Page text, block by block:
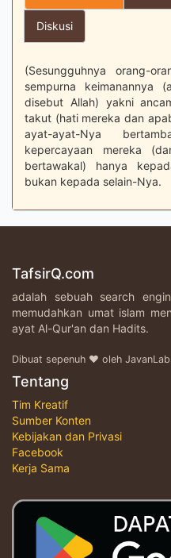
Diskusi
(Sesungguhnya orang-
sempurna keimanannya
disebut Allah) yakni
takut (hati mereka dan
ayat-ayat-Nya
kepercayaan mereka
bertawakal) hanya
bukan kepada selain-Nya.
TafsirQ.com
adalah sebuah search
memudahkan umat islam
ayat Al-Qur'an dan Hadits.
Dibuat sepenuh ♥ oleh
Tentang
Tim Kreatif
Sumber Konten
Kebijakan dan Privasi
Facebook
Kerja Sama